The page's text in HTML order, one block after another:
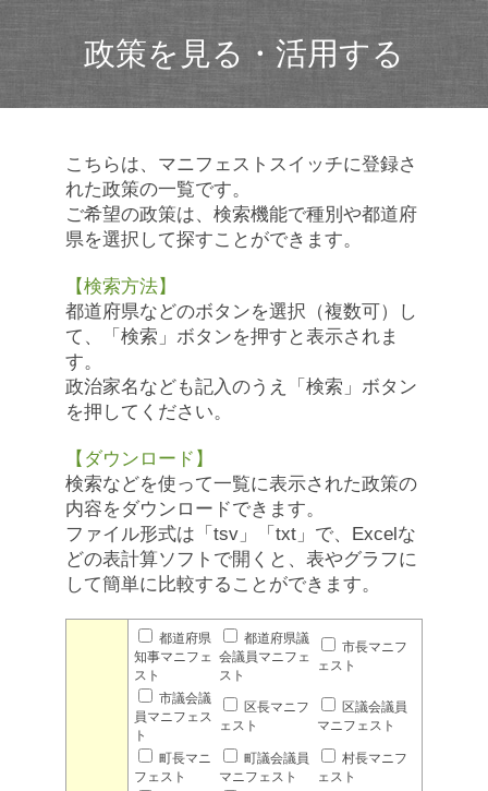
政策を見る・活用する
こちらは、マニフェストスイッチに登録さ
れた政策の一覧です。
ご希望の政策は、検索機能で種別や都道府
県を選択して探すことができます。
【検索方法】
都道府県などのボタンを選択（複数可）し
て、「検索」ボタンを押すと表示されま
す。
政治家名なども記入のうえ「検索」ボタン
を押してください。
【ダウンロード】
検索などを使って一覧に表示された政策の
内容をダウンロードできます。
ファイル形式は「tsv」「txt」で、Excelな
どの表計算ソフトで開くと、表やグラフに
して簡単に比較することができます。
都道府県
知事マニフェ
スト
都道府県議
会議員マニフェ
スト
市長マニフ
ェスト
市議会議
員マニフェス
ト
区長マニフ
ェスト
区議会議員
マニフェスト
町長マニ
フェスト
町議会議員
マニフェスト
村長マニフ
ェスト